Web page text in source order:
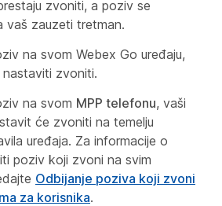
zvoniti, a poziv se
vaš zauzeti tretman.
na svom Webex Go uređaju,
zvoniti.
na svom MPP telefonu, vaši
će zvoniti na temelju
uređaja. Za informacije o
poziv koji zvoni na svim
Odbijanje poziva koji zvoni
za korisnika.